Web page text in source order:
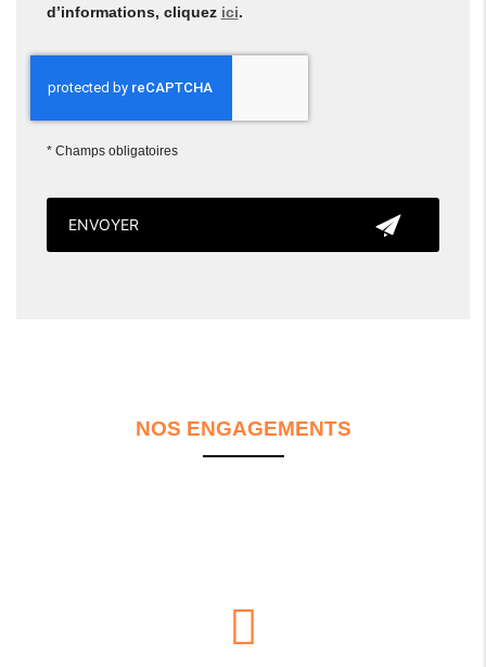
d’informations, cliquez ici.
* Champs obligatoires
NOS ENGAGEMENTS